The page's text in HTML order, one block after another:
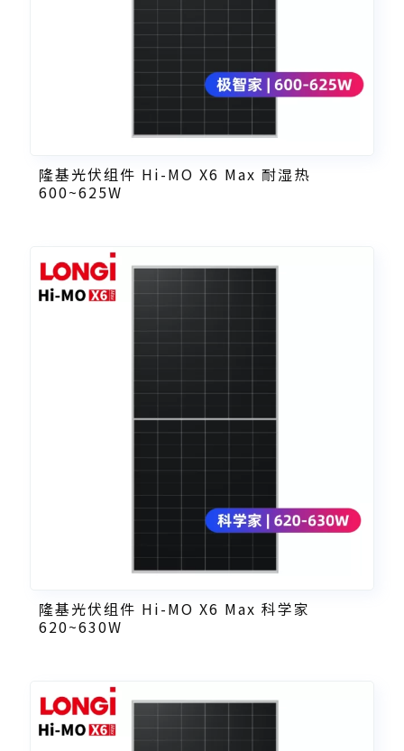
隆基光伏组件 Hi-MO X6 Max 耐湿热
600~625W
隆基光伏组件 Hi-MO X6 Max 科学家
620~630W